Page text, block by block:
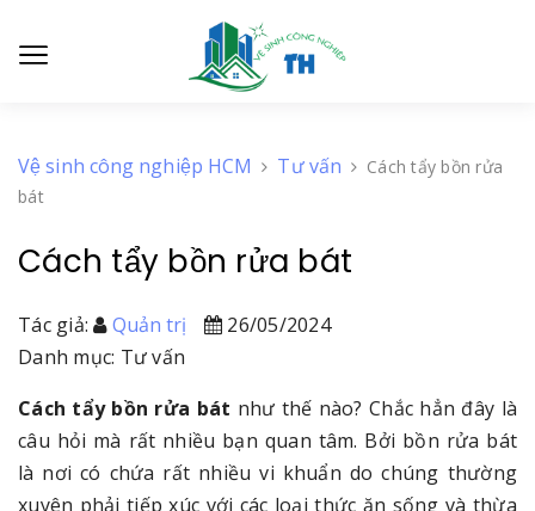
Vệ sinh công nghiệp HCM Tư vấn
Cách tẩy bồn rửa
bát
Cách tẩy bồn rửa bát
Tác giả: Quản trị
26/05/2024
Danh mục: Tư vấn
Cách tẩy bồn rửa bát như thế nào? Chắc hẳn đây là
câu hỏi mà rất nhiều bạn quan tâm. Bởi bồn rửa bát
là nơi có chứa rất nhiều vi khuẩn do chúng thường
xuyên phải tiếp xúc với các loại thức ăn sống và thừa